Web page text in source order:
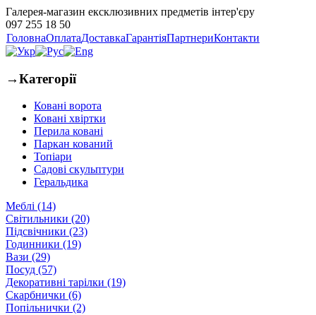
Галерея-магазин ексклюзивних предметів інтер'єру
097 255 18 50
ГоловнаОплатаДоставкаГарантіяПартнериКонтакти
→Категорії
Ковані ворота
Ковані хвіртки
Перила ковані
Паркан кований
Топіари
Садові скульптури
Геральдика
Меблі (14)
Світильники (20)
Підсвічники (23)
Годинники (19)
Вази (29)
Посуд (57)
Декоративні тарілки (19)
Скарбнички (6)
Попільнички (2)